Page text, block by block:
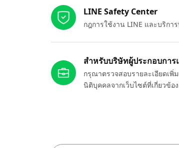
LINE Safety Center
กฎการใช้งาน LINE และบริกา
สำหรับบริษัทผู้ประกอบกา
กรุณาตรวจสอบรายละเอียดเพิ่
นิติบุคคลจากเว็บไซต์ที่เกี่ยวข้อง